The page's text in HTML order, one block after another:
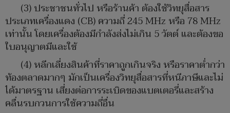
(3) ประชาชนทั่วไป หรือร้านค้า ต้องใช้วิทยุสื่อสาร
ประเภทเครื่องแดง (CB) ความถี่ 245 MHz หรือ 78 MHz
เท่านั้น โดยเครื่องต้องมีกำลังส่งไม่เกิน 5 วัตต์ และต้องขอ
ใบอนุญาตมีและใช้
(4) หลีกเลี่ยงสินค้าที่ราคาถูกเกินจริง หรือราคาต่ำกว่า
ท้องตลาดมากๆ มักเป็นเครื่องวิทยุสื่อสารที่หนีภาษีและไม่
ได้มาตรฐาน เสี่ยงต่อการระเบิดของแบตเตอรี่และสร้าง
คลื่นรบกวนการใช้ความถี่อื่น